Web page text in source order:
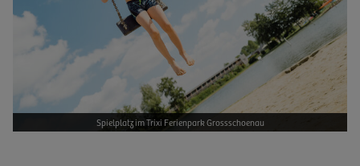
Spielplatz im Trixi Ferienpark Grossschoenau